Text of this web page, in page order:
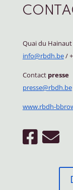
Quai du
info@rbdh.be/
Contact presse
presse@rbdh.be
www.rbdh-